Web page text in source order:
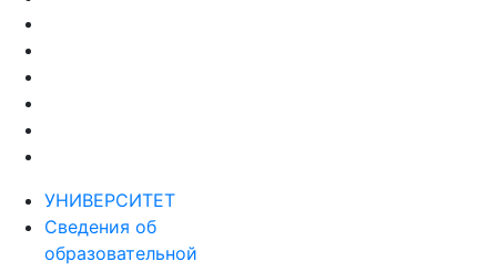
УНИВЕРСИТЕТ
Сведения об
образовательной